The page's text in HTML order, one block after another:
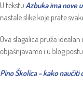
U tekstu Azbuka ima nove
nastale slike koje prate
Ova slagalica pruža
objašnjavamo i u blog postu
Pino Školica – kako naučiti